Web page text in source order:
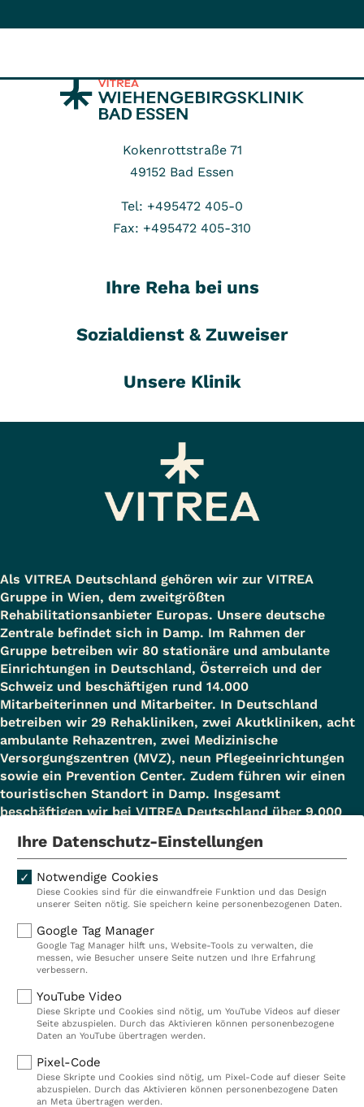
Kokenrottstraße 71
49152 Bad Essen
Tel: +495472 405-0
Fax: +495472 405-310
Ihre Reha bei uns
Sozialdienst & Zuweiser
Unsere Klinik
Als VITREA Deutschland gehören wir zur VITREA
Gruppe in Wien, dem zweitgrößten
Rehabilitationsanbieter Europas. Unsere deutsche
Zentrale befindet sich in Damp. Im Rahmen der
Gruppe betreiben wir 80 stationäre und ambulante
Einrichtungen in Deutschland, Österreich und der
Schweiz und beschäftigen rund 14.000
Mitarbeiterinnen und Mitarbeiter. In Deutschland
betreiben wir 29 Rehakliniken, zwei Akutkliniken, acht
ambulante Rehazentren, zwei Medizinische
Versorgungszentren (MVZ), neun Pflegeeinrichtungen
sowie ein Prevention Center. Zudem führen wir einen
touristischen Standort in Damp. Insgesamt
beschäftigen wir bei VITREA Deutschland über 9.000
Kliniken
Ambulant
Reha
Prävention
Karriere
VITREA Deutschland
IMPRESSUM
HINWEISGEBERSYSTEM
AUFSICHTSBEHÖRDEN
Ihre Datenschutz-Einstellungen
Notwendige Cookies
Diese Cookies sind für die einwandfreie Funktion und das Design
unserer Seiten nötig. Sie speichern keine personenbezogenen Daten.
Google Tag Manager
Google Tag Manager hilft uns, Website-Tools zu verwalten, die
messen, wie Besucher unsere Seite nutzen und Ihre Erfahrung
verbessern.
YouTube Video
Diese Skripte und Cookies sind nötig, um YouTube Videos auf dieser
Seite abzuspielen. Durch das Aktivieren können personenbezogene
Daten an YouTube übertragen werden.
Pixel-Code
Diese Skripte und Cookies sind nötig, um Pixel-Code auf dieser Seite
abzuspielen. Durch das Aktivieren können personenbezogene Daten
an Meta übertragen werden.